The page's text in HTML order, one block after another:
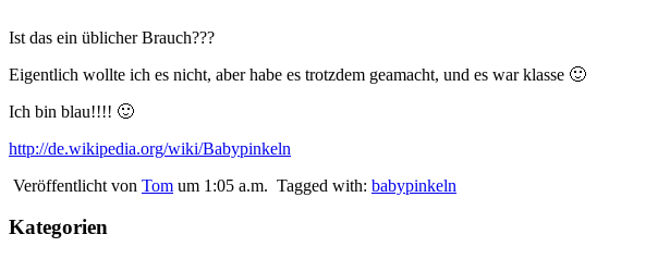
Ist das ein üblicher Brauch???
Eigentlich wollte ich es nicht, aber habe es trotzdem geamacht, und es war klasse 🙂
Ich bin blau!!!! 🙂
http://de.wikipedia.org/wiki/Babypinkeln
Veröffentlicht von Tom um 1:05 a.m. Tagged with: babypinkeln
Kategorien